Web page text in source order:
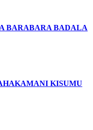
BARABARA BADALA
KISUMU